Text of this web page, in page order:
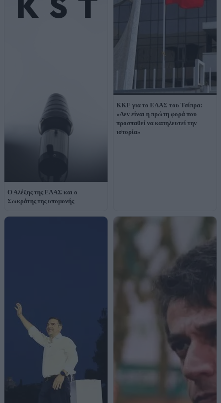
Ο Αλέξης της ΕΛΑΣ και ο
Σωκράτης της υπομονής
ΚΚΕ για το ΕΛΑΣ του Τσίπρα:
«Δεν είναι η πρώτη φορά που
προσπαθεί να καπηλευτεί την
ιστορία»